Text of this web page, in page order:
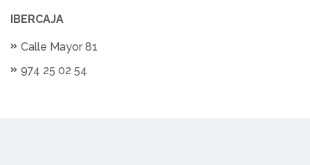
IBERCAJA
Calle Mayor 81
974 25 02 54